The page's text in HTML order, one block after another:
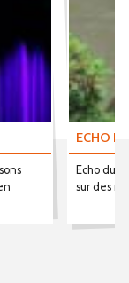
ECHO
Echo du
sur des